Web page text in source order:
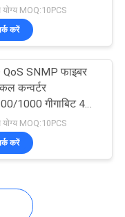
पिगटेल
10W
योग्य MOQ:10PCS
करें
QoS SNMP फाइबर
कन्वर्टर
1000 गीगाबिट 4
योग्य MOQ:10PCS
करें